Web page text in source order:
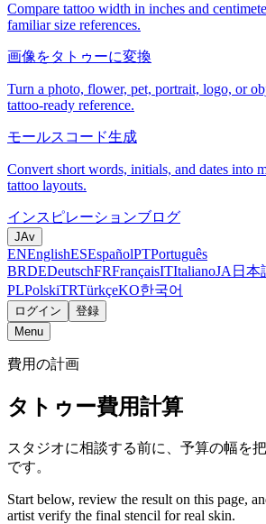
Compare tattoo width in inches and
familiar size references.
画像をタトゥーに変換
Turn a photo, flower, pet, portrait, logo, or
tattoo-ready reference.
モールスコード生成
Convert short words, initials, and dates into
tattoo layouts.
インスピレーションブログ
JAv
ENEnglishESEspañolPTPortuguês
BRDEDeutschFRFrançaisITItalianoJA 日本
PLPolskiTRTürkçeKO한국어
ログイン
登録
Menu
費用の計画
タトゥー費用計算
スタジオに相談する前に、予算の幅を
です。
Start below, review the result on this page,
artist verify the final stencil for real skin.